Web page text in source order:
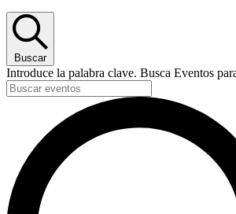
Buscar
Introduce la palabra clave. Busca Eventos